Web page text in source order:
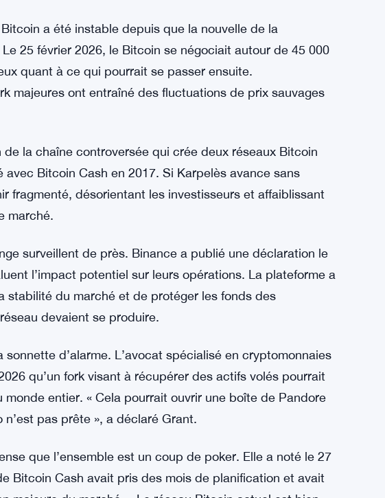
Cherchent des.
courtise activement les principaux pools miniers et les
un soutien à son plan. Dans une récente interview, il
mais qu’il espérait rassembler suffisamment de
a été instable depuis que la nouvelle de la
25 février 2026, le Bitcoin se négociait autour de 45 000
quant à ce qui pourrait se passer ensuite.
la chaîne controversée qui crée deux réseaux Bitcoin
Bitcoin Cash en 2017. Si Karpelès avance sans
marché.
surveillent de près. Binance a publié une déclaration le
l’impact potentiel sur leurs opérations. La plateforme a
devaient se produire.